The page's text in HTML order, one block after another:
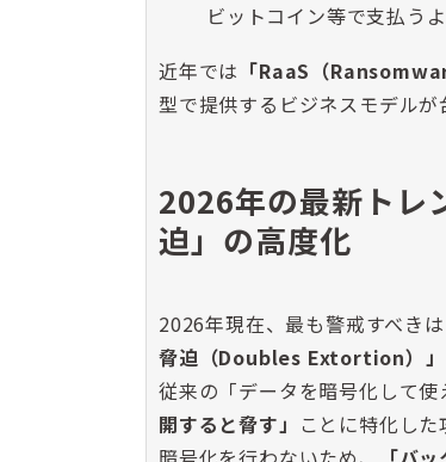
ビットコイン等で支払うよ
近年では 「RaaS（
型で提供するビジネスモデルが
2026年の最新トレ
迫」の高度化
2026年現在、最も警戒すべきは
脅迫（Doubles Extortion）」
従来の「データを暗号化して使
開すると脅す」 ことに特化した